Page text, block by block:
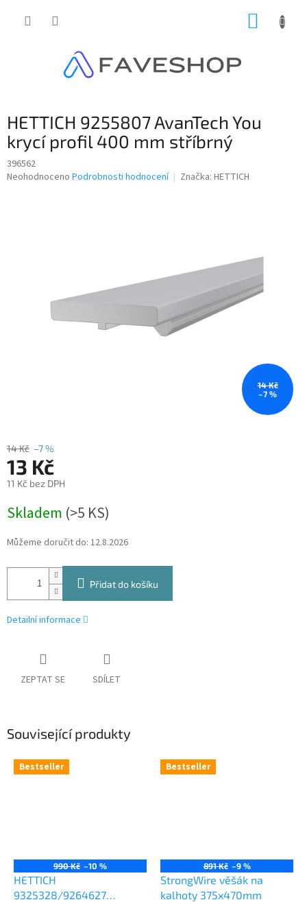
HETTICH 9255807 AvanTech You
krycí profil 400 mm stříbrný
396562
Průměrné
Neohodnoceno Podrobnosti hodnocení Značka: HETTICH
14 Kč
–7 %
14 Kč –7 %
13 Kč
11 Kč bez DPH
cena:
Skladem (>5 KS)
Můžeme doručit do: 12.8.2026
Přidat do košíku
Detailní informace
ZEPTAT SE SDÍLET
Související produkty
Bestseller
990 Kč –10 %
HETTICH
9325328/9264627
Bestseller
891 Kč –9 %
StrongWire věšák na
kalhoty 375x470mm